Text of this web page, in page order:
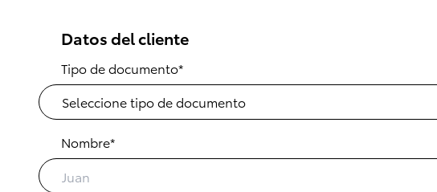
Datos del cliente
Tipo de documento*
Nombre*